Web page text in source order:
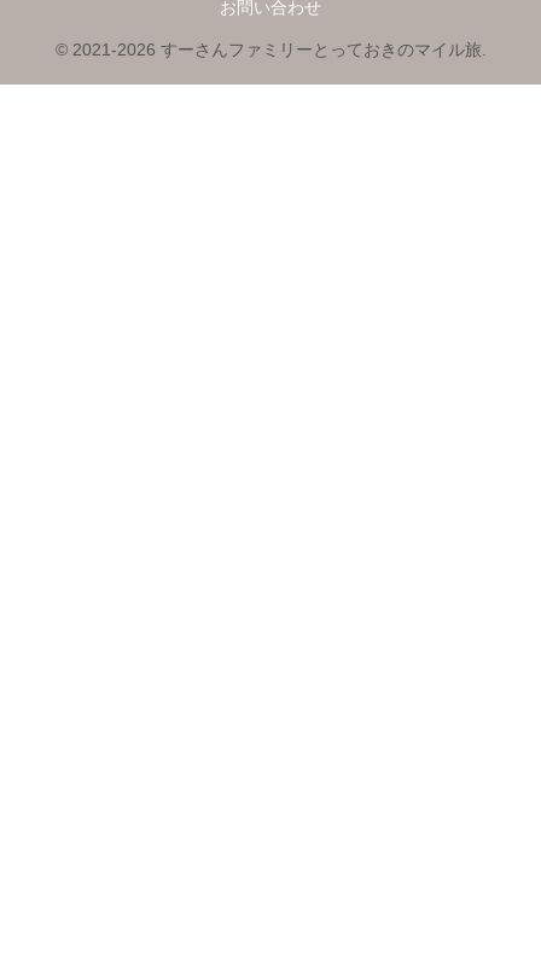
お問い合わせ
© 2021-2026 すーさんファミリーとっておきのマイル旅.